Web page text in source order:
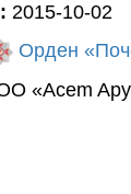
2015-10-02
Орден
«Acem